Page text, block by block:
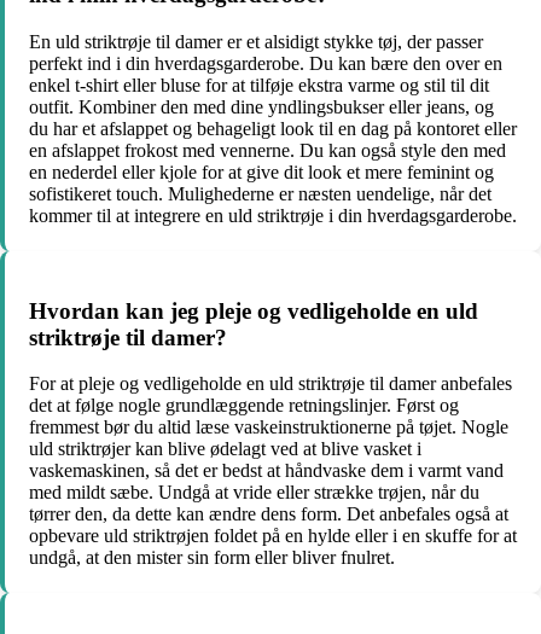
En uld striktrøje til damer er et alsidigt stykke tøj, der passer
perfekt ind i din hverdagsgarderobe. Du kan bære den over en
enkel t-shirt eller bluse for at tilføje ekstra varme og stil til dit
outfit. Kombiner den med dine yndlingsbukser eller jeans, og
du har et afslappet og behageligt look til en dag på kontoret eller
en afslappet frokost med vennerne. Du kan også style den med
en nederdel eller kjole for at give dit look et mere feminint og
sofistikeret touch. Mulighederne er næsten uendelige, når det
kommer til at integrere en uld striktrøje i din hverdagsgarderobe.
Hvordan kan jeg pleje og vedligeholde en uld
striktrøje til damer?
For at pleje og vedligeholde en uld striktrøje til damer anbefales
det at følge nogle grundlæggende retningslinjer. Først og
fremmest bør du altid læse vaskeinstruktionerne på tøjet. Nogle
uld striktrøjer kan blive ødelagt ved at blive vasket i
vaskemaskinen, så det er bedst at håndvaske dem i varmt vand
med mildt sæbe. Undgå at vride eller strække trøjen, når du
tørrer den, da dette kan ændre dens form. Det anbefales også at
opbevare uld striktrøjen foldet på en hylde eller i en skuffe for at
undgå, at den mister sin form eller bliver fnulret.